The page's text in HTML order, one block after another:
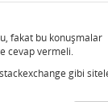
fakat bu konuşmalar
cevap vermeli.
gibi